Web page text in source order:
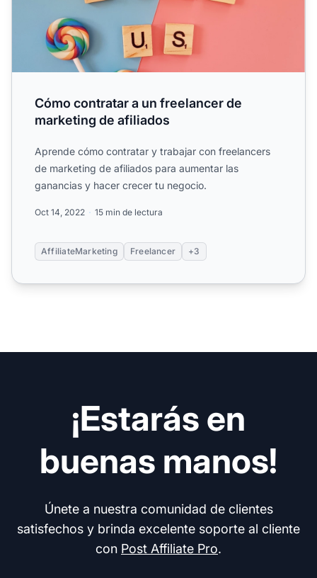
Cómo contratar a un freelancer de
marketing de afiliados
Aprende cómo contratar y trabajar con freelancers
de marketing de afiliados para aumentar las
ganancias y hacer crecer tu negocio.
Oct 14, 2022 15 min de lectura
AffiliateMarketing Freelancer +3
¡Estarás en
buenas manos!
Únete a nuestra comunidad de clientes
satisfechos y brinda excelente soporte al cliente
con Post Affiliate Pro.